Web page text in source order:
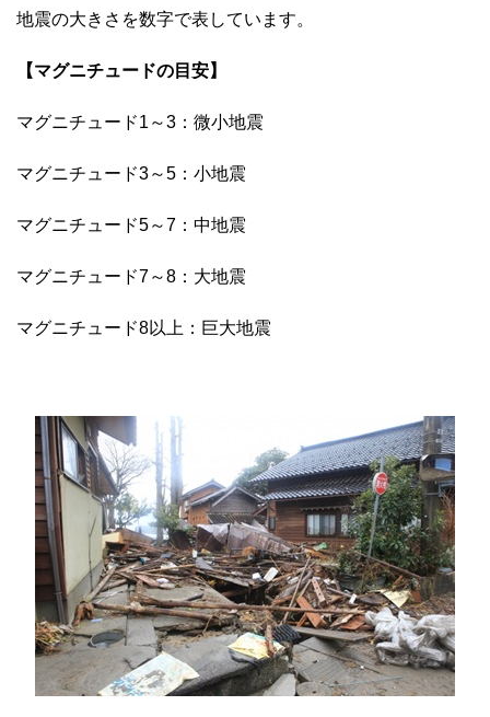
地震の大きさを数字で表しています。
【マグニチュードの目安】
マグニチュード1～3：微小地震
マグニチュード3～5：小地震
マグニチュード5～7：中地震
マグニチュード7～8：大地震
マグニチュード8以上：巨大地震